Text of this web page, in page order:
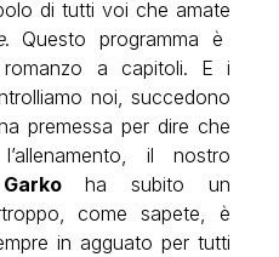
di tutti voi che amate
. Questo programma è
a capitoli. E i
noi, succedono
premessa per dire che
il nostro
ha subito un
come sapete, è
in agguato per tutti